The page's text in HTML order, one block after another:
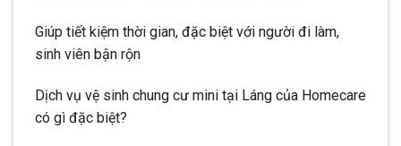
Giúp tiết kiệm thời gian, đặc biệt với người đi làm,
sinh viên bận rộn
Dịch vụ vệ sinh chung cư mini tại Láng của Homecare
có gì đặc biệt?